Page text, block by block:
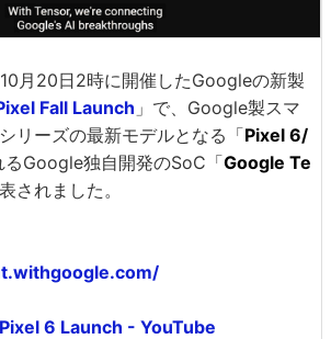
月20日2時に開催したGoogleの新製
Fall Launch 」で、Google製スマ
リーズの最新モデルとなる「Pixel 6/
るGoogle独自開発のSoC「Google Te
されました。
6 Launch - YouTube